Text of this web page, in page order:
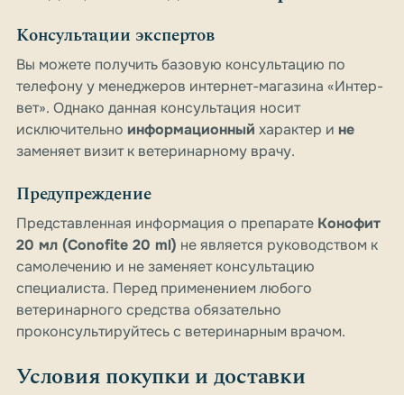
Консультации экспертов
Вы можете получить базовую консультацию по
телефону у менеджеров интернет-магазина «Интер-
вет». Однако данная консультация носит
исключительно информационный характер и не
заменяет визит к ветеринарному врачу.
Предупреждение
Представленная информация о препарате Конофит
20 мл (Conofite 20 ml) не является руководством к
самолечению и не заменяет консультацию
специалиста. Перед применением любого
ветеринарного средства обязательно
проконсультируйтесь с ветеринарным врачом.
Условия покупки и доставки